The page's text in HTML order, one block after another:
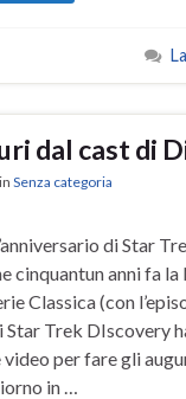
dal cast di
in Senza categoria
di Star
cinquantun anni fa la
Classica (con
Star Trek DIscovery
per fare gli
in …